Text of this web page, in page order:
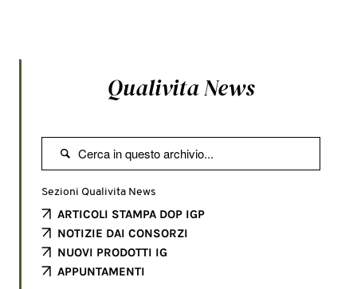
Qualivita News

Sezioni Qualivita News
ARTICOLI STAMPA DOP IGP
NOTIZIE DAI CONSORZI
NUOVI PRODOTTI IG
APPUNTAMENTI